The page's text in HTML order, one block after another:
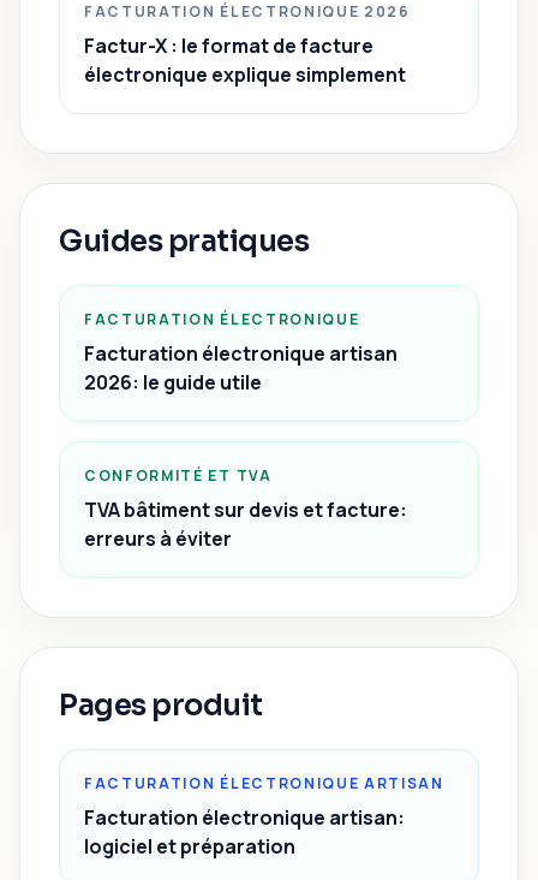
FACTURATION ÉLECTRONIQUE 2026
Factur-X : le format de facture
électronique explique simplement
Guides pratiques
FACTURATION ÉLECTRONIQUE
Facturation électronique artisan
2026: le guide utile
CONFORMITÉ ET TVA
TVA bâtiment sur devis et facture:
erreurs à éviter
Pages produit
FACTURATION ÉLECTRONIQUE ARTISAN
Facturation électronique artisan:
logiciel et préparation